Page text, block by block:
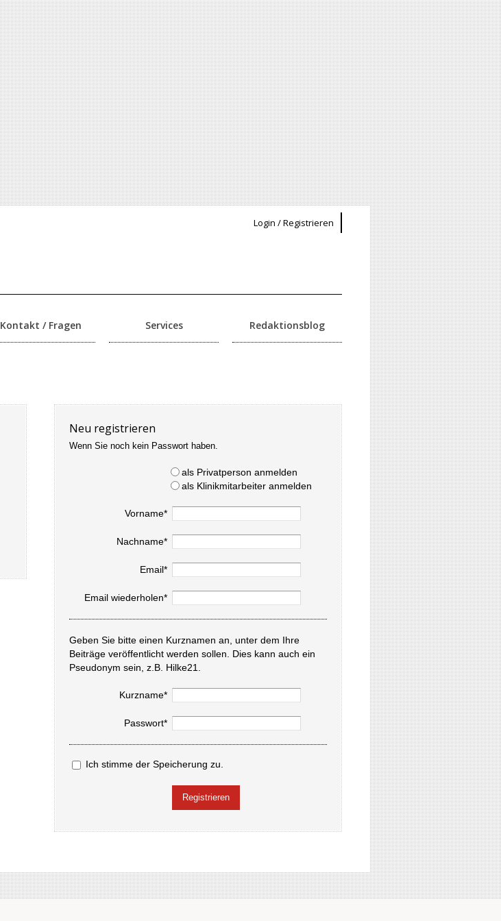
Login / Registrieren
Kontakt / Fragen Services Redaktionsblog
Neu registrieren
Wenn Sie noch kein Passwort haben.
als Privatperson anmelden
als Klinikmitarbeiter anmelden
Vorname*
Nachname*
Email*
Email wiederholen*
Geben Sie bitte einen Kurznamen an, unter dem Ihre
Beiträge veröffentlicht werden sollen. Dies kann auch ein
Pseudonym sein, z.B. Hilke21.
Kurzname*
Passwort*
Ich stimme der Speicherung zu.